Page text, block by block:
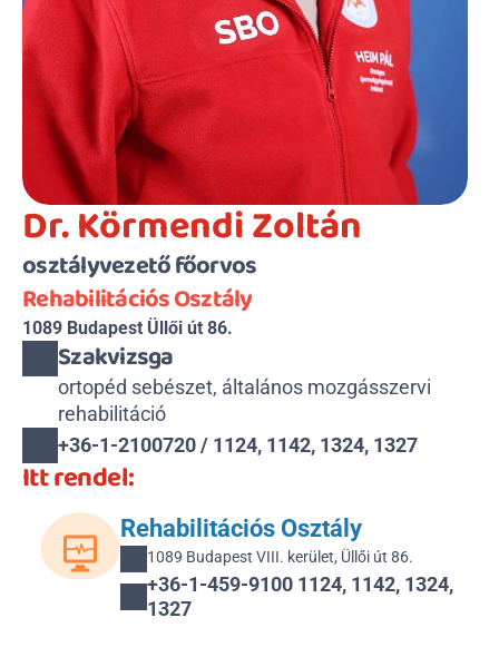
Dr. Körmendi Zoltán
osztályvezető főorvos
Rehabilitációs Osztály
1089 Budapest Üllői út 86.
Szakvizsga
ortopéd sebészet, általános mozgásszervi
rehabilitáció
+36-1-2100720 / 1124, 1142, 1324, 1327
Itt rendel:
Rehabilitációs Osztály
1089 Budapest VIII. kerület, Üllői út 86.
+36-1-459-9100 1124, 1142, 1324,
1327